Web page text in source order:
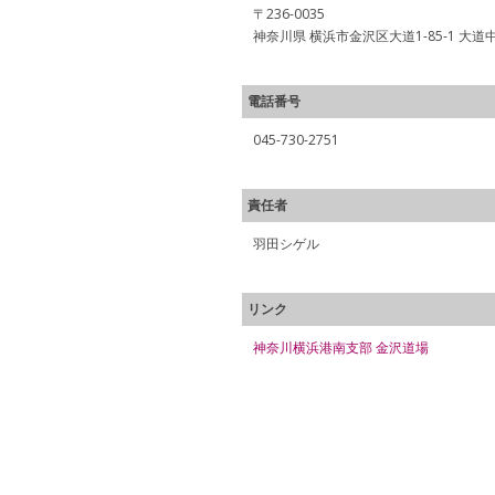
〒236-0035
神奈川県 横浜市金沢区大道1-85-1 大道
電話番号
045-730-2751
責任者
羽田シゲル
リンク
神奈川横浜港南支部 金沢道場